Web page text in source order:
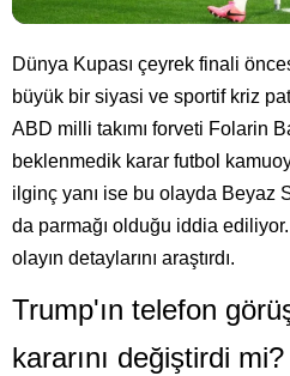
Dünya Kupası çeyrek finali
büyük bir siyasi ve sportif kriz
ABD milli takımı forveti Folarin
beklenmedik karar futbol
ilginç yanı ise bu olayda Beyaz
da parmağı olduğu iddia ediliyor.
olayın detaylarını araştırdı.
Trump'ın telefon
kararını değiştirdi mi?